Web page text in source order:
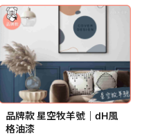
感兼具的材質提升客廳
品牌款 星空牧羊號｜dH風
格油漆